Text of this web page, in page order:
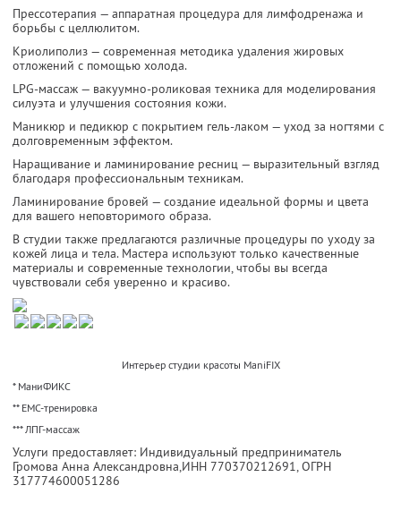
Прессотерапия — аппаратная процедура для лимфодренажа и
борьбы с целлюлитом.
Криолиполиз — современная методика удаления жировых
отложений с помощью холода.
LPG-массаж — вакуумно-роликовая техника для моделирования
силуэта и улучшения состояния кожи.
Маникюр и педикюр с покрытием гель-лаком — уход за ногтями с
долговременным эффектом.
Наращивание и ламинирование ресниц — выразительный взгляд
благодаря профессиональным техникам.
Ламинирование бровей — создание идеальной формы и цвета
для вашего неповторимого образа.
В студии также предлагаются различные процедуры по уходу за
кожей лица и тела. Мастера используют только качественные
материалы и современные технологии, чтобы вы всегда
чувствовали себя уверенно и красиво.
Интерьер студии красоты ManiFIX
* МаниФИКС
** ЕМС-тренировка
*** ЛПГ-массаж
Услуги предоставляет: Индивидуальный предприниматель
Громова Анна Александровна,ИНН 770370212691, ОГРН
317774600051286